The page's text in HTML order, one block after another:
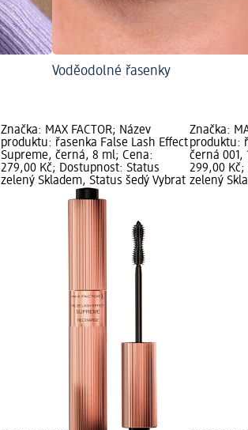
Voděodolné řasenky
Značka: MAX FACTOR; Název
produktu: řasenka False Lash Effect
Supreme, černá, 8 ml; Cena:
279,00 Kč; Dostupnost: Status
zelený Skladem, Status šedý Vybrat
Značka:
produktu:
černá 001,
299,00
zelený